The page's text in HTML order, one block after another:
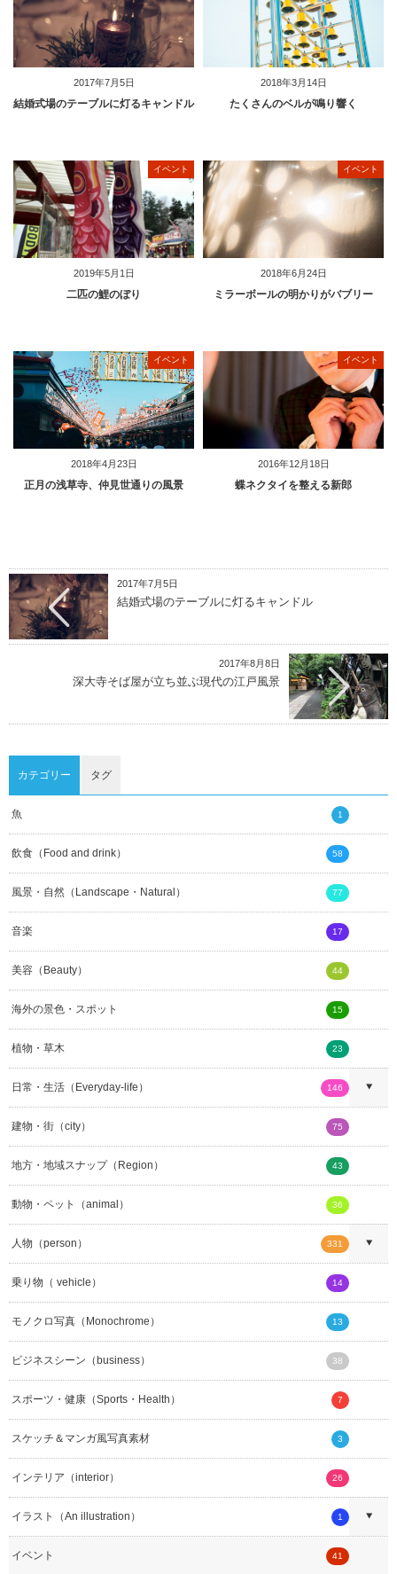
2017年7月5日
結婚式場のテーブルに灯るキャンドル
2018年3月14日
たくさんのベルが鳴り響く
2019年5月1日
イベント
二匹の鯉のぼり
2018年6月24日
イベント
ミラーボールの明かりがバブリー
2018年4月23日
イベント
正月の浅草寺、仲見世通りの風景
2016年12月18日
イベント
蝶ネクタイを整える新郎
2017年7月5日
結婚式場のテーブルに灯るキャンドル
2017年8月8日
深大寺そば屋が立ち並ぶ現代の江戸風景
カテゴリー タグ
魚 1
飲食（Food and drink） 58
風景・自然（Landscape・Natural） 77
音楽 17
美容（Beauty） 44
海外の景色・スポット 15
植物・草木 23
日常・生活（Everyday-life） 146
建物・街（city） 75
地方・地域スナップ（Region） 43
動物・ペット（animal） 36
人物（person） 331
乗り物（ vehicle） 14
モノクロ写真（Monochrome） 13
ビジネスシーン（business） 38
スポーツ・健康（Sports・Health） 7
スケッチ＆マンガ風写真素材 3
インテリア（interior） 26
イラスト（An illustration） 1
イベント 41